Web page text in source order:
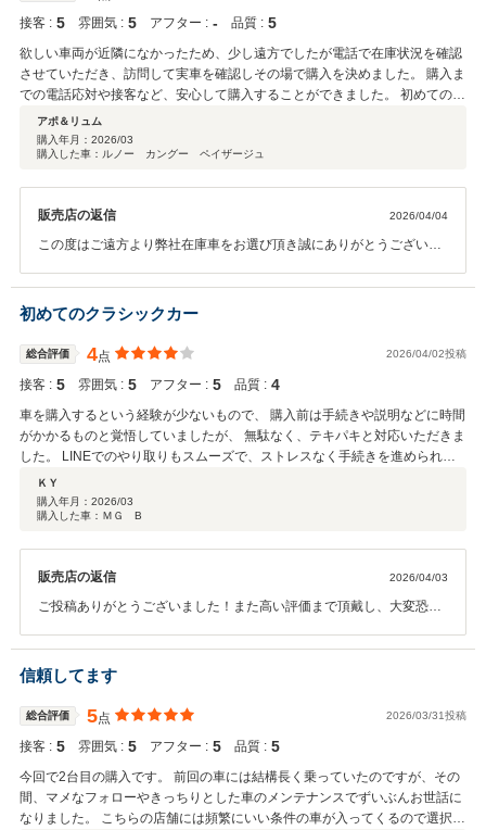
接客 : 5 雰囲気 : 5 アフター : ‐ 品質 : 5
欲しい車両が近隣になかったため、少し遠方でしたが電話で在庫状況を確認
させていただき、訪問して実車を確認しその場で購入を決めました。 購入ま
での電話応対や接客など、安心して購入することができました。 初めての陸
送納車でしたが、希望日に納車日を段取りしていただき、良いスタートが切
れました。 遠方のため気軽にメンテナンスをお願いできないのが残念です
が、大事に乗っていきたいと思っています。
アポ＆リュム
購入年月： 2026/03
購入した車：ルノー カングー ペイザージュ
販売店の返信 2026/04/04
この度はご遠方より弊社在庫車をお選び頂き誠にありがとうございま
できる限りのサポートをさせて頂きたく思っております。今後共どう
ぞ宜しくお願い致します。
初めてのクラシックカー
総合評価 4点 2026/04/02投稿
接客 : 5 雰囲気 : 5 アフター : 5 品質 : 4
車を購入するという経験が少ないもので、 購入前は手続きや説明などに時間
がかかるものと覚悟していましたが、 無駄なく、テキパキと対応いただきま
した。 LINEでのやり取りもスムーズで、ストレスなく手続きを進められた
要因かと思います。 古い車特有のトラブルもありましたが、迅速に対応して
いただきとても助かりました。
ＫＹ
購入年月： 2026/03
購入した車：ＭＧ B
販売店の返信 2026/04/03
ご投稿ありがとうございました！また高い評価まで頂戴し、大変恐縮
ど、ご不安もあったと思いますが、気に入って頂いたお車ですから、
これからの楽しいカーライフを安全にお送り頂けるように、遠方でも
最大限サポートをさせて頂きます。いつでも弊社へご相談ください。
今後とも宜しくお願い致します。
信頼してます
総合評価 5点 2026/03/31投稿
接客 : 5 雰囲気 : 5 アフター : 5 品質 : 5
今回で2台目の購入です。 前回の車には結構長く乗っていたのですが、その
間、マメなフォローやきっちりとした車のメンテナンスでずいぶんお世話に
なりました。 こちらの店舗には頻繁にいい条件の車が入ってくるので選択肢